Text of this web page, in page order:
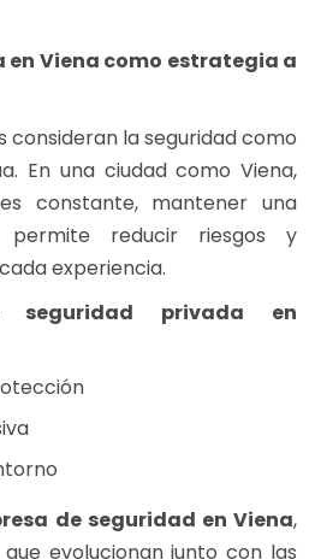
Viena como estrategia a
consideran la seguridad como
En una ciudad como Viena,
constante, mantener una
permite reducir riesgos y
experiencia.
seguridad privada en
de seguridad en Viena,
evolucionan junto con las